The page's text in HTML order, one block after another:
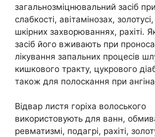
загальнозміцнювальний засіб
слабкості, авітамінозах, золотусі,
шкірних захворюваннях, рахіті.
засіб його вживають при
лікування запальних процесів
кишкового тракту, цукрового
також для полоскання при
Відвар листя горіха волоського
використовують для ванн,
ревматизмі, подагрі, рахіті,